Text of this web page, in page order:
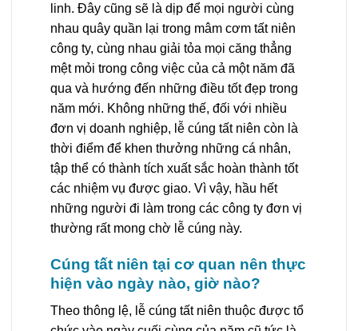
linh. Đây cũng sẽ là dịp để mọi người cùng
nhau quây quần lại trong mâm cơm tất niên
công ty, cùng nhau giải tỏa mọi căng thẳng
mệt mỏi trong công việc của cả một năm đã
qua và hướng đến những điều tốt đẹp trong
năm mới. Không những thế, đối với nhiều
đơn vị doanh nghiệp, lễ cúng tất niên còn là
thời điểm để khen thưởng những cá nhân,
tập thể có thành tích xuất sắc hoàn thành tốt
các nhiệm vụ được giao. Vì vậy, hầu hết
những người đi làm trong các công ty đơn vị
thường rất mong chờ lễ cúng này.
Cúng tất niên tại cơ quan nên thực
hiện vào ngày nào, giờ nào?
Theo thông lệ, lễ cúng tất niên thuộc được tổ